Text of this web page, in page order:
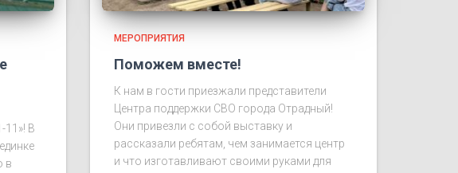
11»! В
в
МЕРОПРИЯТИЯ
Поможем вместе!
К нам в гости приезжали представители
Центра поддержки СВО города Отрадный!
Они привезли с собой выставку и
рассказали ребятам, чем занимается центр
и что изготавливают своими руками для